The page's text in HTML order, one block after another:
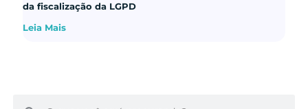
da fiscalização da LGPD
Leia Mais